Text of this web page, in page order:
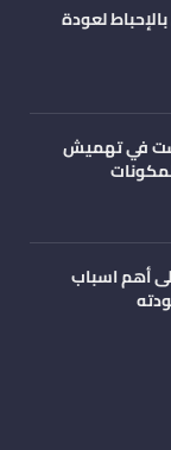
لعودة
في تهميش
أهم اسباب